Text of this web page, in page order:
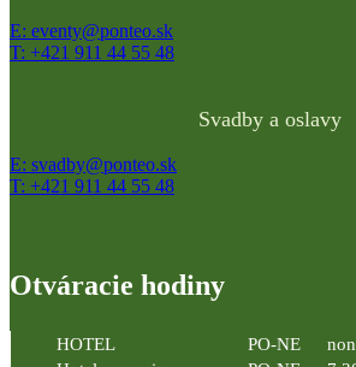
E: eventy@ponteo.sk
T: +421 911 44 55 48
Svadby a oslavy
E: svadby@ponteo.sk
T: +421 911 44 55 48
Otváracie hodiny
HOTEL PO-NE